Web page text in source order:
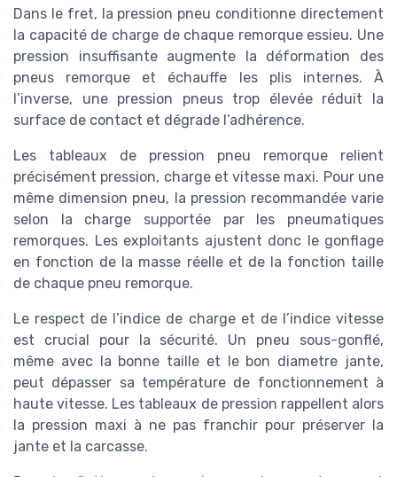
Dans le fret, la pression pneu conditionne directement
la capacité de charge de chaque remorque essieu. Une
pression insuffisante augmente la déformation des
pneus remorque et échauffe les plis internes. À
l’inverse, une pression pneus trop élevée réduit la
surface de contact et dégrade l’adhérence.
Les tableaux de pression pneu remorque relient
précisément pression, charge et vitesse maxi. Pour une
même dimension pneu, la pression recommandée varie
selon la charge supportée par les pneumatiques
remorques. Les exploitants ajustent donc le gonflage
en fonction de la masse réelle et de la fonction taille
de chaque pneu remorque.
Le respect de l’indice de charge et de l’indice vitesse
est crucial pour la sécurité. Un pneu sous-gonflé,
même avec la bonne taille et le bon diametre jante,
peut dépasser sa température de fonctionnement à
haute vitesse. Les tableaux de pression rappellent alors
la pression maxi à ne pas franchir pour préserver la
jante et la carcasse.